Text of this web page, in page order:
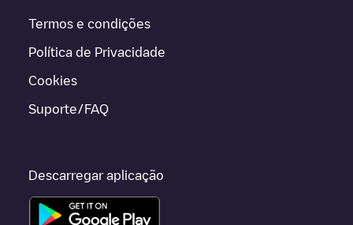
Termos e condições
Política de Privacidade
Cookies
Suporte/FAQ
Descarregar aplicação